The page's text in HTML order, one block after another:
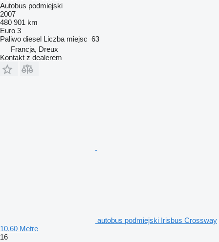
Autobus podmiejski
2007
480 901 km
Euro 3
Paliwo diesel Liczba miejsc 63
Francja, Dreux
Kontakt z dealerem
autobus podmiejski Irisbus Crossway
10.60 Metre
16